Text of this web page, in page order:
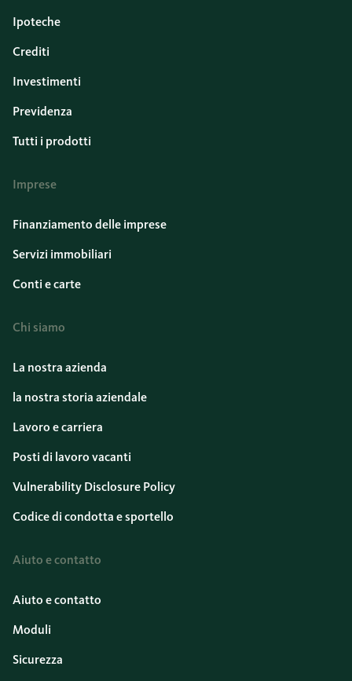
Ipoteche
Crediti
Investimenti
Previdenza
Tutti i prodotti
Imprese
Finanziamento delle imprese
Servizi immobiliari
Conti e carte
Chi siamo
La nostra azienda
la nostra storia aziendale
Lavoro e carriera
Posti di lavoro vacanti
Vulnerability Disclosure Policy
Codice di condotta e sportello
Aiuto e contatto
Aiuto e contatto
Moduli
Sicurezza